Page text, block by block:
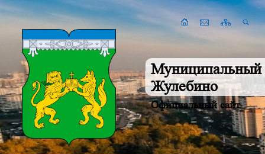
Муниципальный
Жулебино
Официальный сайт